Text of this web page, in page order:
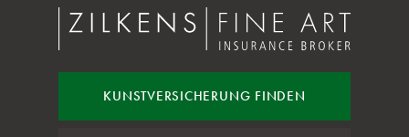
KUNSTVERSICHERUNG FINDEN